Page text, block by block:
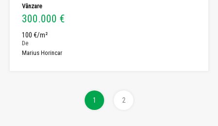
Vânzare
300.000 €
100 €/m²
De
Marius Horincar
1 2